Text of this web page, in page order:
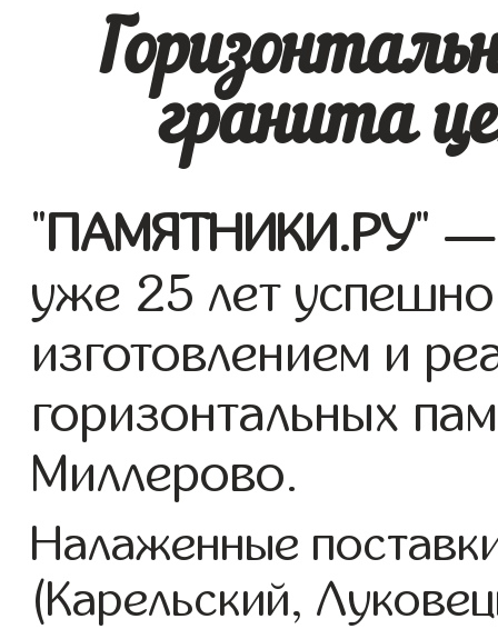
гранита
"ПАМЯТНИКИ.РУ" —
уже 25 лет
изготовлением и
горизонтальных
Миллерово.
Налаженные
(Карельский,